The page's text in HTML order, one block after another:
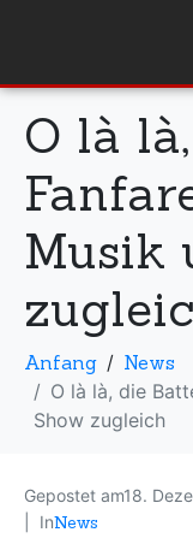
O là
Musik
Anfang
News
O là là, die
Show zugleich
Gepostet am18.
InNews